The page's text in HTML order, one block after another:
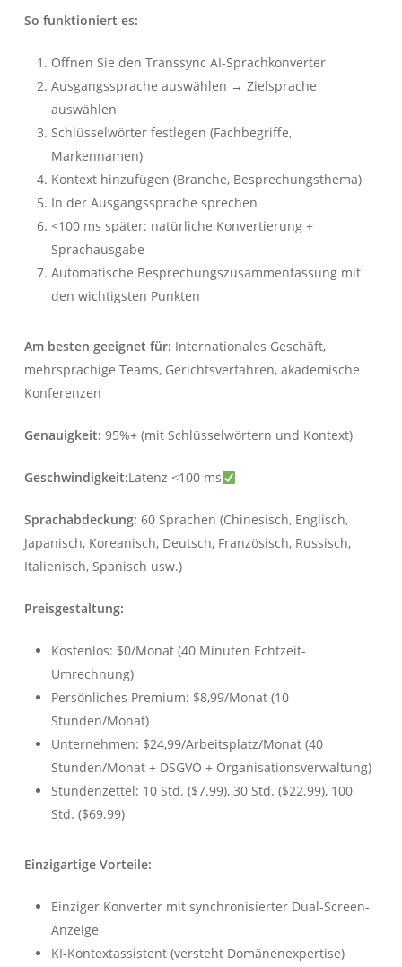
So funktioniert es:
Öffnen Sie den Transsync AI-Sprachkonverter
Ausgangssprache auswählen → Zielsprache
auswählen
Schlüsselwörter festlegen (Fachbegriffe,
Markennamen)
Kontext hinzufügen (Branche, Besprechungsthema)
In der Ausgangssprache sprechen
<100 ms später: natürliche Konvertierung +
Sprachausgabe
Automatische Besprechungszusammenfassung mit
den wichtigsten Punkten
Am besten geeignet für: Internationales Geschäft,
mehrsprachige Teams, Gerichtsverfahren, akademische
Konferenzen
Genauigkeit: 95%+ (mit Schlüsselwörtern und Kontext)
Geschwindigkeit:Latenz <100 ms
Sprachabdeckung: 60 Sprachen (Chinesisch, Englisch,
Japanisch, Koreanisch, Deutsch, Französisch, Russisch,
Italienisch, Spanisch usw.)
Preisgestaltung:
Kostenlos: $0/Monat (40 Minuten Echtzeit-
Umrechnung)
Persönliches Premium: $8,99/Monat (10
Stunden/Monat)
Unternehmen: $24,99/Arbeitsplatz/Monat (40
Stunden/Monat + DSGVO + Organisationsverwaltung)
Stundenzettel: 10 Std. ($7.99), 30 Std. ($22.99), 100
Std. ($69.99)
Einzigartige Vorteile:
Einziger Konverter mit synchronisierter Dual-Screen-
Anzeige
KI-Kontextassistent (versteht Domänenexpertise)